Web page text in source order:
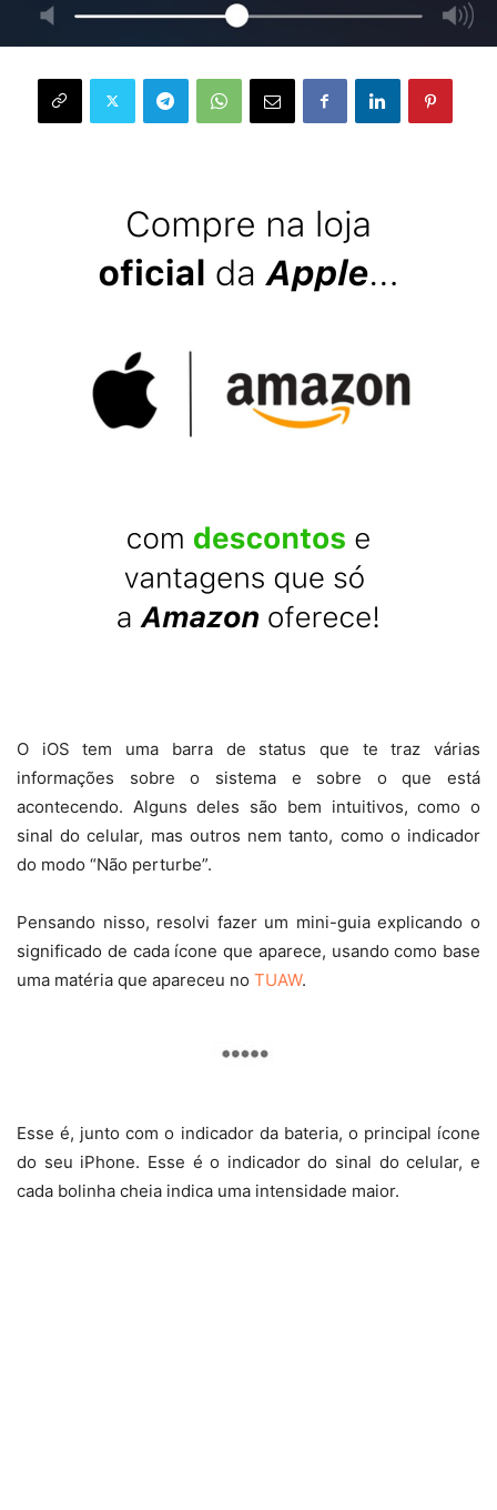
O iOS tem uma barra de status que te traz várias
informações sobre o sistema e sobre o que está
acontecendo. Alguns deles são bem intuitivos, como o
sinal do celular, mas outros nem tanto, como o indicador
do modo “Não perturbe”.
Pensando nisso, resolvi fazer um mini-guia explicando o
significado de cada ícone que aparece, usando como base
uma matéria que apareceu no TUAW.
Esse é, junto com o indicador da bateria, o principal ícone
do seu iPhone. Esse é o indicador do sinal do celular, e
cada bolinha cheia indica uma intensidade maior.